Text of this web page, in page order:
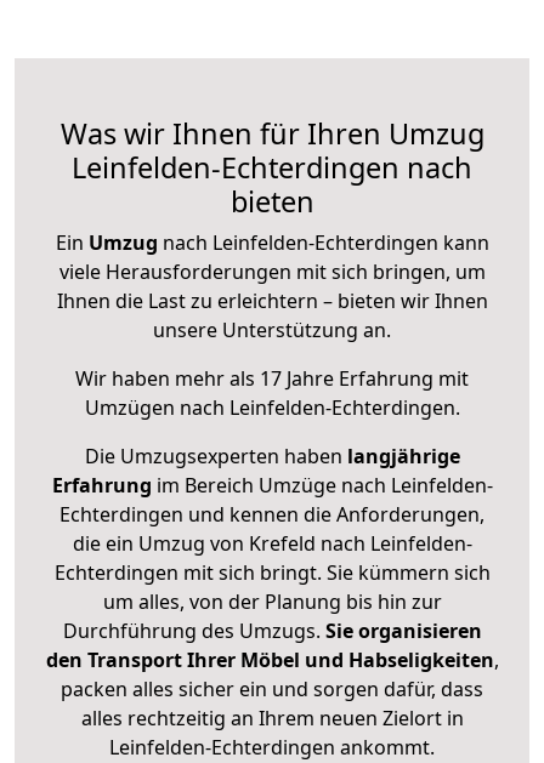
Was wir Ihnen für Ihren Umzug
Leinfelden-Echterdingen nach
bieten
Ein Umzug nach Leinfelden-Echterdingen kann
viele Herausforderungen mit sich bringen, um
Ihnen die Last zu erleichtern – bieten wir Ihnen
unsere Unterstützung an.
Wir haben mehr als 17 Jahre Erfahrung mit
Umzügen nach Leinfelden-Echterdingen.
Die Umzugsexperten haben langjährige
Erfahrung im Bereich Umzüge nach Leinfelden-
Echterdingen und kennen die Anforderungen,
die ein Umzug von Krefeld nach Leinfelden-
Echterdingen mit sich bringt. Sie kümmern sich
um alles, von der Planung bis hin zur
Durchführung des Umzugs. Sie organisieren
den Transport Ihrer Möbel und Habseligkeiten,
packen alles sicher ein und sorgen dafür, dass
alles rechtzeitig an Ihrem neuen Zielort in
Leinfelden-Echterdingen ankommt.